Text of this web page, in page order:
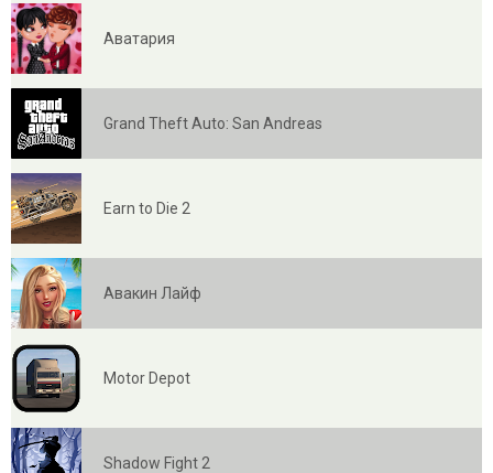
Аватария
Grand Theft Auto: San Andreas
Earn to Die 2
Авакин Лайф
Motor Depot
Shadow Fight 2